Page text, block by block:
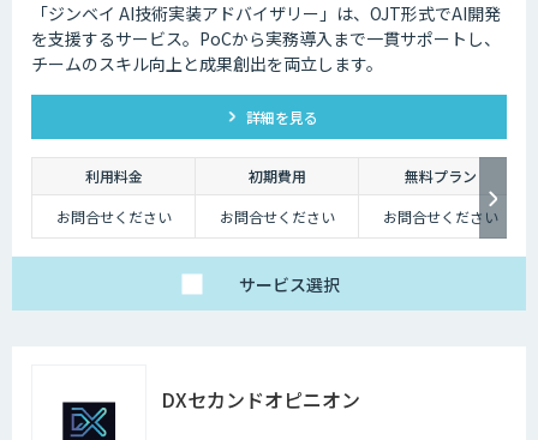
「ジンベイ AI技術実装アドバイザリー」は、OJT形式でAI開発
を支援するサービス。PoCから実務導入まで一貫サポートし、
チームのスキル向上と成果創出を両立します。
詳細を見る
利用料金 初期費用
無料プラン
お問合せください
お問合せください お問合せください
サービス選択
DXセカンドオピニオン